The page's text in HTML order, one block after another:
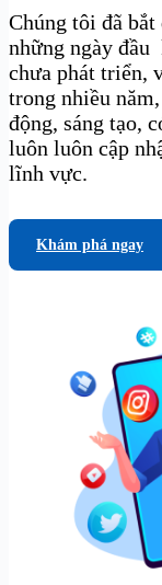
Chúng tôi đã
những ngày
chưa phát triển,
trong nhiều
động, sáng tạo,
luôn luôn cập
lĩnh vực.
Khám phá ngay